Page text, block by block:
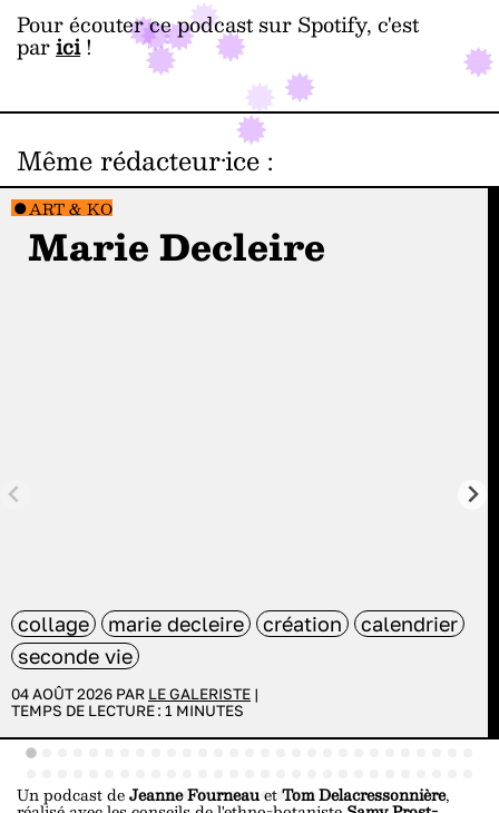
Pour écouter ce podcast sur Spotify, c'est
parici!
Même rédacteur·ice :
ART & KO
Marie Decleire
collage marie decleire création
calendrier
seconde vie
04 AOÛT 2026 PAR LE GALERISTE |
TEMPS DE LECTURE : 1 MINUTES
Un podcast deJeanne FourneauetTom Delacressonnière,